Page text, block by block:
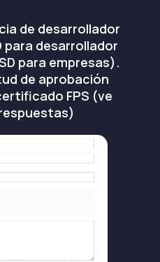
de desarrollador
para desarrollador
para empresas).
de aprobación
FPS (ve